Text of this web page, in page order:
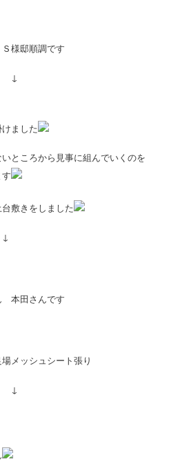
様邸順調です
ました
ところから見事に組んでいくのを
す
敷きをしました
本田さんです
メッシュシート張り